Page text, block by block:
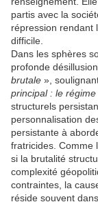
partis avec la
répression rendant
difficile.
Dans les sphères
profonde
brutale »,
principal : le
structurels
personnalisation
persistante à
fratricides. Comme
si la brutalité
complexité
contraintes, la
réside souvent